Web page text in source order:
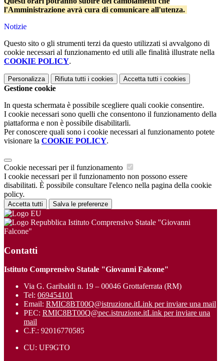
l'Amministrazione avrà cura di comunicare all'utenza.
Notizie
Questo sito o gli strumenti terzi da questo utilizzati si avvalgono di
cookie necessari al funzionamento ed utili alle finalità illustrate nella
COOKIE POLICY.
Personalizza Rifiuta tutti i cookies Accetta tutti i cookies
Gestione cookie
In questa schermata è possibile scegliere quali cookie consentire.
I cookie necessari sono quelli che consentono il funzionamento della
piattaforma e non è possibile disabilitarli.
Per conoscere quali sono i cookie necessari al funzionamento potete
visionare la COOKIE POLICY.
Cookie necessari per il funzionamento
I cookie necessari per il funzionamento non possono essere
disabilitati. È possibile consultare l'elenco nella pagina della cookie
policy.
Accetta tutti Salva le preferenze
Istituto Comprensivo Statale "Giovanni
Falcone"
Contatti
Istituto Comprensivo Statale "Giovanni Falcone"
Via G. Garibaldi n. 19 – 00046 Grottaferrata (RM)
Tel: 069454101
Email: RMIC8BT00Q@istruzione.itLink per inviare una mail
PEC: RMIC8BT00Q@pec.istruzione.itLink per inviare una
mail
C.F.: 92016770585
CU: UF9GTO